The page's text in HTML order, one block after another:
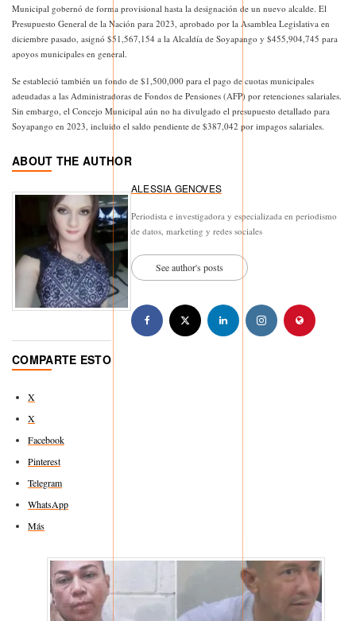
Municipal gobernó de forma provisional hasta la designación de un nuevo alcalde. El
Presupuesto General de la Nación para 2023, aprobado por la Asamblea Legislativa en
diciembre pasado, asignó $51,567,154 a la Alcaldía de Soyapango y $455,904,745 para
apoyos municipales en general.
Se estableció también un fondo de $1,500,000 para el pago de cuotas municipales
adeudadas a las Administradoras de Fondos de Pensiones (AFP) por retenciones salariales.
Sin embargo, el Concejo Municipal aún no ha divulgado el presupuesto detallado para
Soyapango en 2023, incluido el saldo pendiente de $387,042 por impagos salariales.
ABOUT THE AUTHOR
ALESSIA GENOVES
Periodista e investigadora y especializada en periodismo
de datos, marketing y redes sociales
See author's posts
COMPARTE ESTO
X
X
Facebook
Pinterest
Telegram
WhatsApp
Más